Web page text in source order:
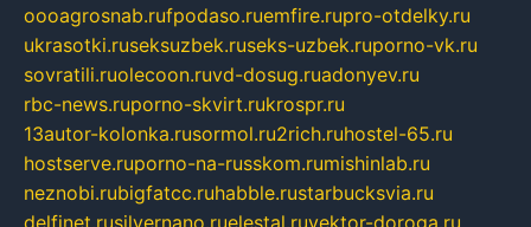
oooagrosnab.rufpodaso.ruemfire.rupro-otdelky.ru
ukrasotki.ruseksuzbek.ruseks-uzbek.ruporno-vk.ru
sovratili.ruolecoon.ruvd-dosug.ruadonyev.ru
rbc-news.ruporno-skvirt.rukrospr.ru
13autor-kolonka.rusormol.ru2rich.ruhostel-65.ru
hostserve.ruporno-na-russkom.rumishinlab.ru
neznobi.rubigfatcc.ruhabble.rustarbucksvia.ru